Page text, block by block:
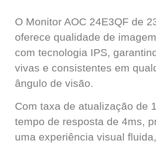
O Monitor AOC 24E3QF de
oferece qualidade de
com tecnologia IPS,
vivas e consistentes em
ângulo de visão.
Com taxa de atualização de
tempo de resposta de 4ms,
uma experiência visual